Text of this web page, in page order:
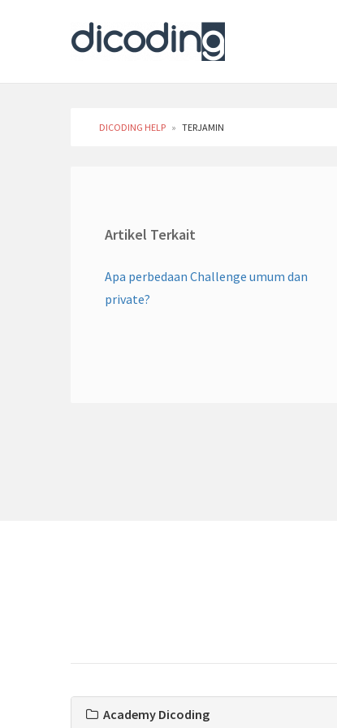
DICODING HELP » TERJAMIN
Artikel Terkait
Apa perbedaan Challenge umum dan
private?
Academy Dicoding